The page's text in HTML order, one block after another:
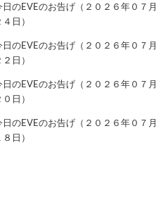
日のEVEのお告げ（２０２６年０７月
４日）
日のEVEのお告げ（２０２６年０７月
２日）
日のEVEのお告げ（２０２６年０７月
０日）
日のEVEのお告げ（２０２６年０７月
８日）